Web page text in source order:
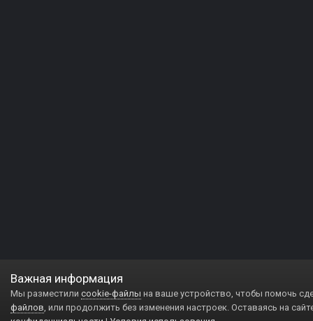
Важная информация
Мы разместили cookie-файлы на ваше устройство, чтобы помочь
файлов, или продолжить без изменения настроек. Оставаясь на